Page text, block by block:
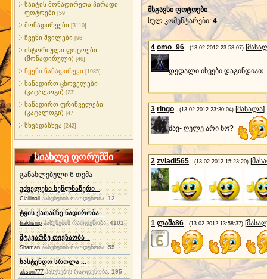
საიტის მონადირეთა პირადი
ფოტოები [59]
მონადირეები [3110]
ჩვენი შვილები [96]
ისტორიული ფოტოები
(მონადირული) [46]
ჩვენი ნანადირევი [1985]
სანადირო ცხოველები
(კატალოგი) [23]
სანადირო ფრინველები
(კატალოგი) [47]
სხვადასხვა [242]
სიახლე ფორუმში
განახლებული 6 თემა
უძველესი ხეწლნაწერი
Ciallinall პასუხების რაოდენობა:12
ტყის ქათამზე ნადირობა
Iraklisnip პასუხების რაოდენობა: 4101
მტკვარზე თევზაობა
Shaman პასუხების რაოდენობა:55
სასტენდო სროლა ...
akson777 პასუხების რაოდენობა:195
მსგავსი ფოტოები
სულ კომენტარები: 4
4 omo_96 (13.02.2012 23:58:07) [
დედალი იხვები
3 ringo (13.02.2012 23:30:04) [მასალა]
შავ- ღელე არი ხო?
2 zviadi565 (13.02.2012 15:23:20) [
1 ლაშა86 (13.02.2012 13:58:37) [